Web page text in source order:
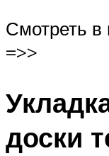
Смотреть в
=>>
доски